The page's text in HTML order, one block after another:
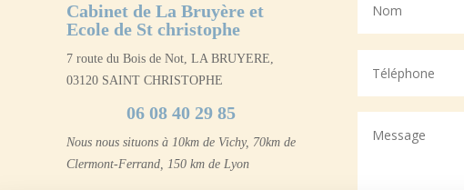
Cabinet de La Bruyère et
Ecole de St christophe
7 route du Bois de Not, LA BRUYERE,
03120 SAINT CHRISTOPHE
06 08 40 29 85
Nous nous situons à 10km de Vichy, 70km de
Clermont-Ferrand, 150 km de Lyon